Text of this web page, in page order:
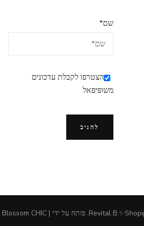
שם*
הצטרפו לקבלת עדכונים
משופּיפּאל
Revital
.פותח על ידי | Blossom CHIC